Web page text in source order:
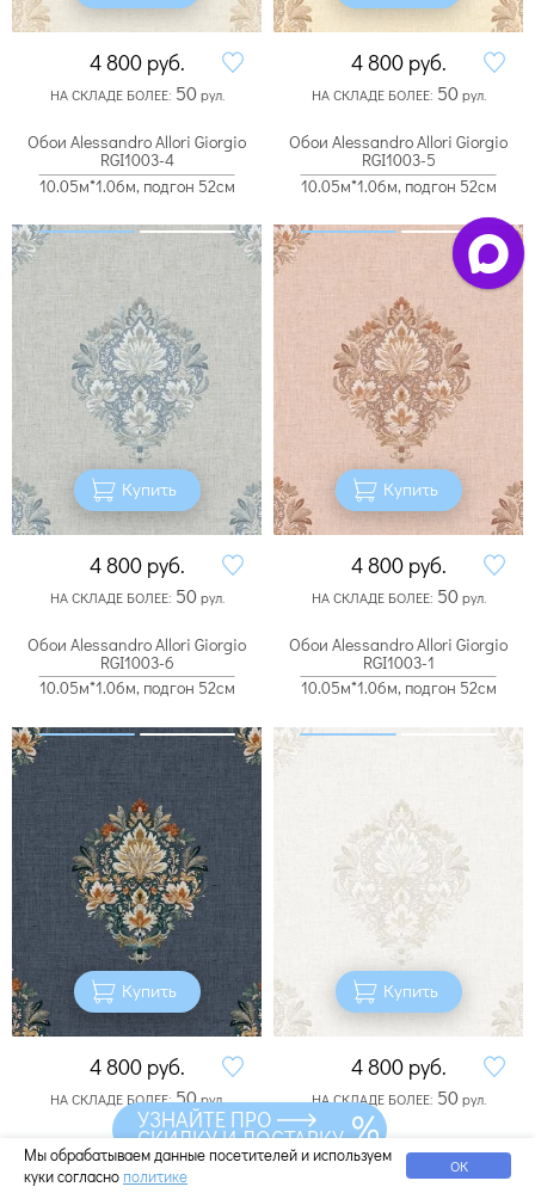
4 800 руб.
НА СКЛАДЕ БОЛЕЕ: 50рул.
4 800 руб.
НА СКЛАДЕ БОЛЕЕ: 50рул.
Обои Alessandro Allori Giorgio
RGI1003-4
10.05м*1.06м, подгон 52см
Купить
4 800 руб.
НА СКЛАДЕ БОЛЕЕ: 50рул.
Обои Alessandro Allori Giorgio
RGI1003-5
10.05м*1.06м, подгон 52см
Купить
4 800 руб.
НА СКЛАДЕ БОЛЕЕ: 50рул.
Обои Alessandro Allori Giorgio
RGI1003-6
10.05м*1.06м, подгон 52см
Купить
4 800 руб.
НА СКЛАДЕ БОЛЕЕ:50рул.
Обои Alessandro Allori Giorgio
RGI1003-1
10.05м*1.06м, подгон 52см
Купить
4 800 руб.
НА СКЛАДЕ БОЛЕЕ: 50рул.
Обои Fipar Meteora R24120
Мы обрабатываем данные посетителей и используем
куки согласно политике ОК
УЗНАЙТЕ ПРО
СКИДКУ И ДОСТАВКУ